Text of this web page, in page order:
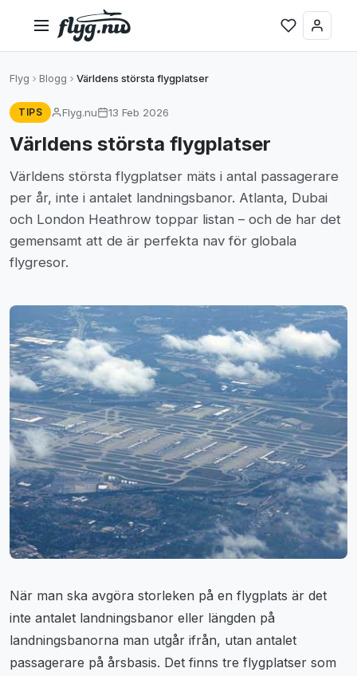
Flyg Blogg Världens största flygplatser
TIPS Flyg.nu 13 Feb 2026
Världens största flygplatser
Världens största flygplatser mäts i antal passagerare
per år, inte i antalet landningsbanor. Atlanta, Dubai
och London Heathrow toppar listan – och de har det
gemensamt att de är perfekta nav för globala
flygresor.
När man ska avgöra storleken på en flygplats är det
inte antalet landningsbanor eller längden på
landningsbanorna man utgår ifrån, utan antalet
passagerare på årsbasis. Det finns tre flygplatser som